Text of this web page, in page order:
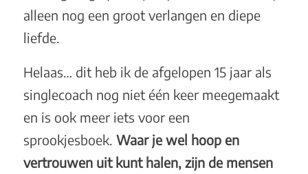
alleen nog een groot verlangen en diepe
liefde.
Helaas… dit heb ik de afgelopen 15 jaar als
singlecoach nog niet één keer meegemaakt
en is ook meer iets voor een
sprookjesboek. Waar je wel hoop en
vertrouwen uit kunt halen, zijn de mensen